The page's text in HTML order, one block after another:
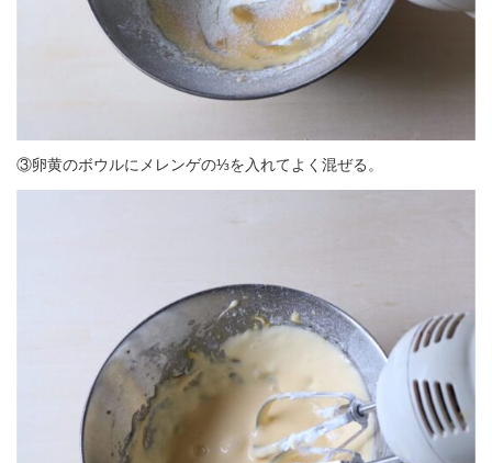
③卵黄のボウルにメレンゲの⅓を入れてよく混ぜる。